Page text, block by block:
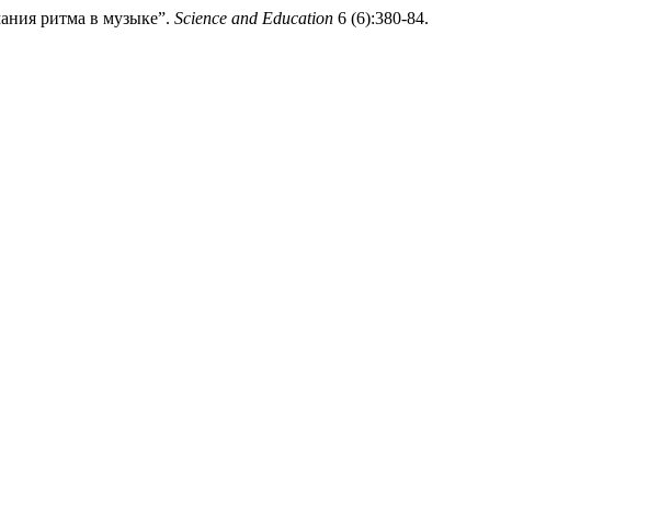
ритма в музыке”. Science and Education 6 (6):380-84.